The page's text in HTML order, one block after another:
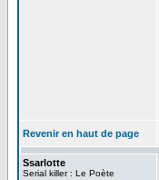
Revenir en haut de page
Ssarlotte
Serial killer : Le Poète